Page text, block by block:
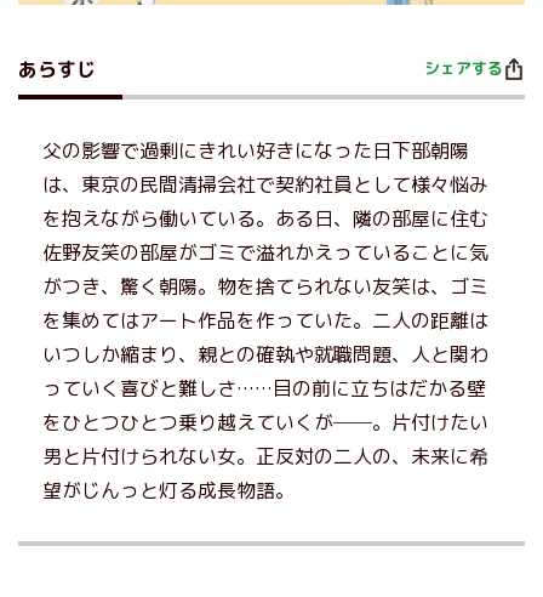
あらすじ シェアする
父の影響で過剰にきれい好きになった日下部朝陽
は、東京の民間清掃会社で契約社員として様々悩み
を抱えながら働いている。ある日、隣の部屋に住む
佐野友笑の部屋がゴミで溢れかえっていることに気
がつき、驚く朝陽。物を捨てられない友笑は、ゴミ
を集めてはアート作品を作っていた。二人の距離は
いつしか縮まり、親との確執や就職問題、人と関わ
っていく喜びと難しさ……目の前に立ちはだかる壁
をひとつひとつ乗り越えていくが──。片付けたい
男と片付けられない女。正反対の二人の、未来に希
望がじんっと灯る成長物語。